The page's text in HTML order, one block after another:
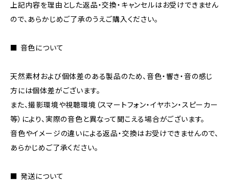
上記内容を理由とした返品・交換・キャンセルはお受けできません
ので、あらかじめご了承のうえご購入ください。
■ 音色について
天然素材および個体差のある製品のため、音色・響き・音の感じ
方には個体差がございます。
また、撮影環境や視聴環境（スマートフォン・イヤホン・スピーカー
等）により、実際の音色と異なって聞こえる場合がございます。
音色やイメージの違いによる返品・交換はお受けできませんので、
あらかじめご了承ください。
■ 発送について